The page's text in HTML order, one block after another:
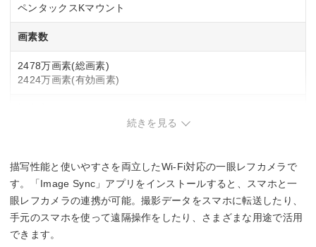
ペンタックスKマウント
画素数
2478万画素(総画素)
2424万画素(有効画素)
CMOS
撮影感度
標準：ISO100～102400
続きを見る
描写性能と使いやすさを両立したWi-Fi対応の一眼レフカメラで
す。「Image Sync」アプリをインストールすると、スマホと一
眼レフカメラの連携が可能。撮影データをスマホに転送したり、
手元のスマホを使って遠隔操作をしたり、さまざまな用途で活用
できます。